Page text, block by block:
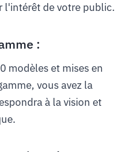
l'intérêt de votre public.
:
modèles et mises en
vous avez la
à la vision et